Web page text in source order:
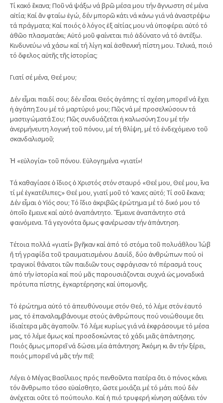
Τί κακό ἔκανα; Ποῦ νά ψάξω νά βρῶ μέσα μου τήν ἄγνωστη σέ μένα
αἰτία; Καί ἄν φταίω ἐγώ, δέν μπορῶ κάτι νά κάνω γιά νά ἀναστρέψω
τά πράγματα; Καί ποιός ὁ λόγος ἐξ αἰτίας μου νά ὑποφέρει αὐτό τό
ἀθῶο πλασματάκι; Αὐτό μοῦ φαίνεται πιό ἀδύνατο νά τό ἀντέξω.
Κινδυνεύω νά χάσω καί τή λίγη καί ἀσθενική πίστη μου. Τελικά, ποιό
τό ὄφελος αὐτῆς τῆς ἱστορίας;
Γιατί σέ μένα, Θεέ μου;
Δέν εἶμαι παιδί σου; δέν εἶσαι Θεός ἀγάπης; τί σχέση μπορεῖ νά ἔχει
ἡ ἀγάπη Σου μέ τό μαρτύριό μου; Πῶς νά μέ προσελκύσουν τά
μαστιγώματά Σου; Πῶς συνδυάζεται ἡ καλωσύνη Σου μέ τήν
ἀνερμήνευτη λογική τοῦ πόνου, μέ τή θλίψη, μέ τό ἐνδεχόμενο τοῦ
σκανδαλισμοῦ;
Ἡ «εὐλογία» τοῦ πόνου. Εὐλογημένα «γιατί»!
Τά καθαγίασε ὁ ἴδιος ὁ Χριστός στόν σταυρό «Θεέ μου, Θεέ μου, ἵνα
τί μέ ἐγκατέλιπες;» Θεέ μου, γιατί μοῦ τό ’κανες αὐτό; Τί σοῦ ἔκανα;
Δέν εἶμαι ὁ Υἱός σου; Τό ἴδιο ἀκριβῶς ἐρώτημα μέ τό δικό μου τό
ὁποῖο ἔμεινε καί αὐτό ἀναπάντητο. Ἔμεινε ἀναπάντητο στά
φαινόμενα. Τά γεγονότα ὅμως φανέρωσαν τήν ἀπάντηση.
Τέτοια πολλά «γιατί» βγῆκαν καί ἀπό τό στόμα τοῦ πολυάθλου Ἰώβ
ἤ τή γραφίδα τοῦ τραυματισμένου Δαυίδ, δύο ἀνθρώπων πού οἱ
τραγικοί θάνατοι τῶν παιδιῶν τους σφράγισαν τό πέρασμά τους
ἀπό τήν ἱστορία καί πού μᾶς παρουσιάζονται συχνά ὡς μοναδικά
πρότυπα πίστης, ἐγκαρτέρησης καί ὑπομονῆς.
Τό ἐρώτημα αὐτό τό ἀπευθύνουμε στόν Θεό, τό λέμε στόν ἑαυτό
μας, τό ἐπαναλαμβάνουμε στούς ἀνθρώπους πού νοιώθουμε ὅτι
ἰδιαίτερα μᾶς ἀγαποῦν. Τό λέμε κυρίως γιά νά ἐκφράσουμε τό μέσα
μας, τό λέμε ὅμως καί προσδοκώντας τό χάδι μιᾶς ἀπάντησης.
Ποιός ὅμως μπορεῖ νά δώσει μία ἀπάντηση; Ἀκόμη κι ἄν τήν ξέρει,
ποιός μπορεῖ νά μᾶς τήν πεῖ;
Λέγει ὁ Μέγας Βασίλειος πρός πενθοῦντα πατέρα ὅτι ὁ πόνος κάνει
τόν ἄνθρωπο τόσο εὐαίσθητο, ὥστε μοιάζει μέ τό μάτι πού δέν
ἀνέχεται οὔτε τό πούπουλο. Καί ἡ πιό τρυφερή κίνηση αὐξάνει τόν